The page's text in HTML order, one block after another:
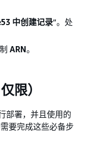
中创建记录”。处
ARN。
限）
部署，并且使用的
要完成这些必备步